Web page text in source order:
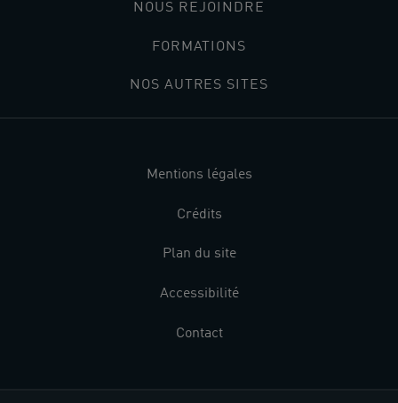
NOUS REJOINDRE
FORMATIONS
NOS AUTRES SITES
Mentions légales
Crédits
Plan du site
Accessibilité
Contact